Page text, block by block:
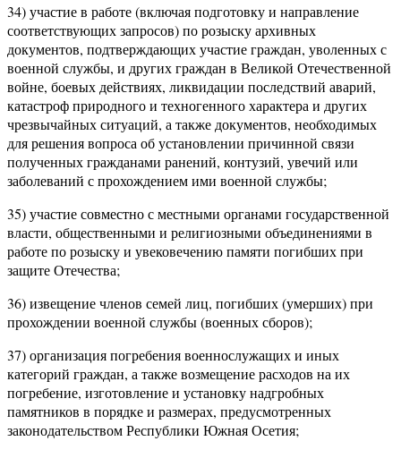
34) участие в работе (включая подготовку и направление
соответствующих запросов) по розыску архивных
документов, подтверждающих участие граждан, уволенных с
военной службы, и других граждан в Великой Отечественной
войне, боевых действиях, ликвидации последствий аварий,
катастроф природного и техногенного характера и других
чрезвычайных ситуаций, а также документов, необходимых
для решения вопроса об установлении причинной связи
полученных гражданами ранений, контузий, увечий или
заболеваний с прохождением ими военной службы;
35) участие совместно с местными органами государственной
власти, общественными и религиозными объединениями в
работе по розыску и увековечению памяти погибших при
защите Отечества;
36) извещение членов семей лиц, погибших (умерших) при
прохождении военной службы (военных сборов);
37) организация погребения военнослужащих и иных
категорий граждан, а также возмещение расходов на их
погребение, изготовление и установку надгробных
памятников в порядке и размерах, предусмотренных
законодательством Республики Южная Осетия;